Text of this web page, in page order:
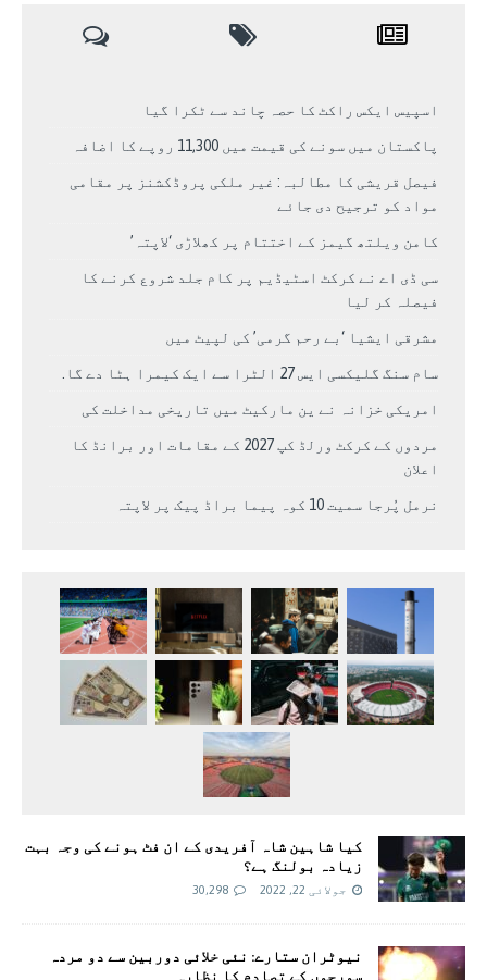
اسپیس ایکس راکٹ کا حصہ چاند سے ٹکرا گیا
پاکستان میں سونے کی قیمت میں 11,300 روپے کا اضافہ
فیصل قریشی کا مطالبہ: غیر ملکی پروڈکشنز پر مقامی
مواد کو ترجیح دی جائے
کامن ویلتھ گیمز کے اختتام پر کھلاڑی ‘لاپتہ’
سی ڈی اے نے کرکٹ اسٹیڈیم پر کام جلد شروع کرنے کا
فیصلہ کر لیا
مشرقی ایشیا ‘بے رحم گرمی’ کی لپیٹ میں
سام سنگ گلیکسی ایس 27 الٹرا سے ایک کیمرا ہٹا دے گا.
امریکی خزانہ نے ین مارکیٹ میں تاریخی مداخلت کی
مردوں کے کرکٹ ورلڈ کپ 2027 کے مقامات اور برانڈ کا
اعلان
نرمل پُرجا سمیت 10 کوہ پیما براڈ پیک پر لاپتہ
کیا شاہین شاہ آفریدی کے ان فٹ ہونے کی وجہ بہت
زیادہ بولنگ ہے؟
جولائی 22, 2022 30,298
نیوٹران ستارے: نئی خلائی دوربین سے دو مردہ
سورجوں کے تصادم کا نظارہ